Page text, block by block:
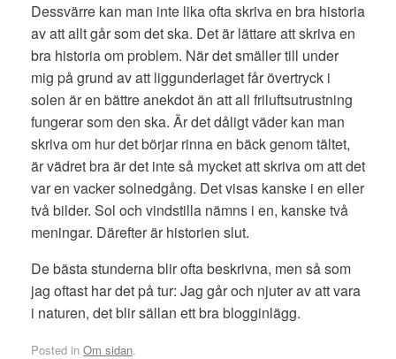
Dessvärre kan man inte lika ofta skriva en bra historia
av att allt går som det ska. Det är lättare att skriva en
bra historia om problem. När det smäller till under
mig på grund av att liggunderlaget får övertryck i
solen är en bättre anekdot än att all friluftsutrustning
fungerar som den ska. Är det dåligt väder kan man
skriva om hur det börjar rinna en bäck genom tältet,
är vädret bra är det inte så mycket att skriva om att det
var en vacker solnedgång. Det visas kanske i en eller
två bilder. Sol och vindstilla nämns i en, kanske två
meningar. Därefter är historien slut.
De bästa stunderna blir ofta beskrivna, men så som
jag oftast har det på tur: Jag går och njuter av att vara
i naturen, det blir sällan ett bra blogginlägg.
Posted in Om sidan.